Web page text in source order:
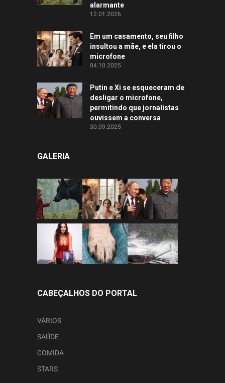
alarmante
12.01.2026
Em um casamento, seu filho
insultou a mãe, e ela tirou o
microfone
04.10.2025
Putin e Xi se esqueceram de
desligar o microfone,
permitindo que jornalistas
ouvissem a conversa
30.09.2025
GALERIA
CABEÇALHOS DO PORTAL
VÁRIOS
SAÚDE
COMIDA
STARS